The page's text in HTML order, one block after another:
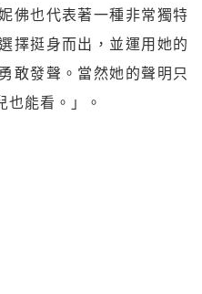
佛也代表著一種非常獨特
擇挺身而出，並運用她的
敢發聲。當然她的聲明只
也能看。」。